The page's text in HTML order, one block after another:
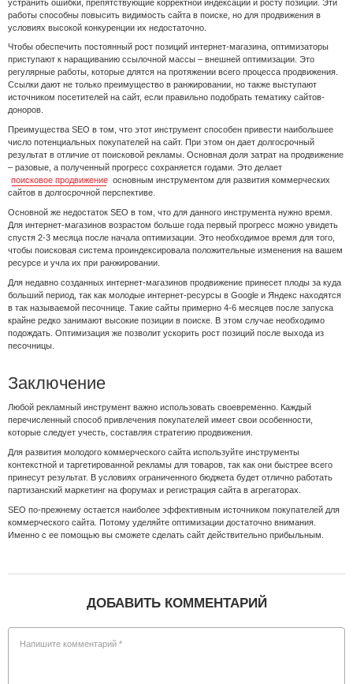
устранить ошибки, препятствующие корректной индексации и росту позиций. Эти
работы способны повысить видимость сайта в поиске, но для продвижения в
условиях высокой конкуренции их недостаточно.
Чтобы обеспечить постоянный рост позиций интернет-магазина, оптимизаторы
приступают к наращиванию ссылочной массы – внешней оптимизации. Это
регулярные работы, которые длятся на протяжении всего процесса продвижения.
Ссылки дают не только преимущество в ранжировании, но также выступают
источником посетителей на сайт, если правильно подобрать тематику сайтов-
доноров.
Преимущества SEO в том, что этот инструмент способен привести наибольшее
число потенциальных покупателей на сайт. При этом он дает долгосрочный
результат в отличие от поисковой рекламы. Основная доля затрат на продвижение
– разовые, а полученный прогресс сохраняется годами. Это делает
поисковое продвижение основным инструментом для развития коммерческих
сайтов в долгосрочной перспективе.
Основной же недостаток SEO в том, что для данного инструмента нужно время.
Для интернет-магазинов возрастом больше года первый прогресс можно увидеть
спустя 2-3 месяца после начала оптимизации. Это необходимое время для того,
чтобы поисковая система проиндексировала положительные изменения на вашем
ресурсе и учла их при ранжировании.
Для недавно созданных интернет-магазинов продвижение принесет плоды за куда
больший период, так как молодые интернет-ресурсы в Google и Яндекс находятся
в так называемой песочнице. Такие сайты примерно 4-6 месяцев после запуска
крайне редко занимают высокие позиции в поиске. В этом случае необходимо
подождать. Оптимизация же позволит ускорить рост позиций после выхода из
песочницы.
Заключение
Любой рекламный инструмент важно использовать своевременно. Каждый
перечисленный способ привлечения покупателей имеет свои особенности,
которые следует учесть, составляя стратегию продвижения.
Для развития молодого коммерческого сайта используйте инструменты
контекстной и таргетированной рекламы для товаров, так как они быстрее всего
принесут результат. В условиях ограниченного бюджета будет отлично работать
партизанский маркетинг на форумах и регистрация сайта в агрегаторах.
SEO по-прежнему остается наиболее эффективным источником покупателей для
коммерческого сайта. Потому уделяйте оптимизации достаточно внимания.
Именно с ее помощью вы сможете сделать сайт действительно прибыльным.
ДОБАВИТЬ КОММЕНТАРИЙ